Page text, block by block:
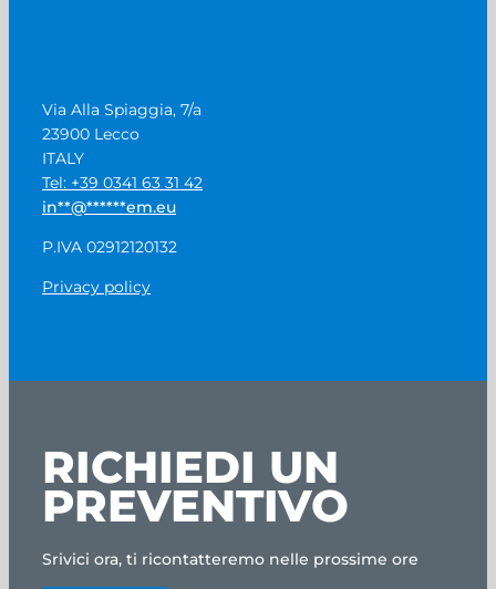
Via Alla Spiaggia, 7/a
23900 Lecco
ITALY
Tel: +39 0341 63 31 42
in**@******em.eu
P.IVA 02912120132
Privacy policy
RICHIEDI UN
PREVENTIVO
Srivici ora, ti ricontatteremo nelle prossime ore